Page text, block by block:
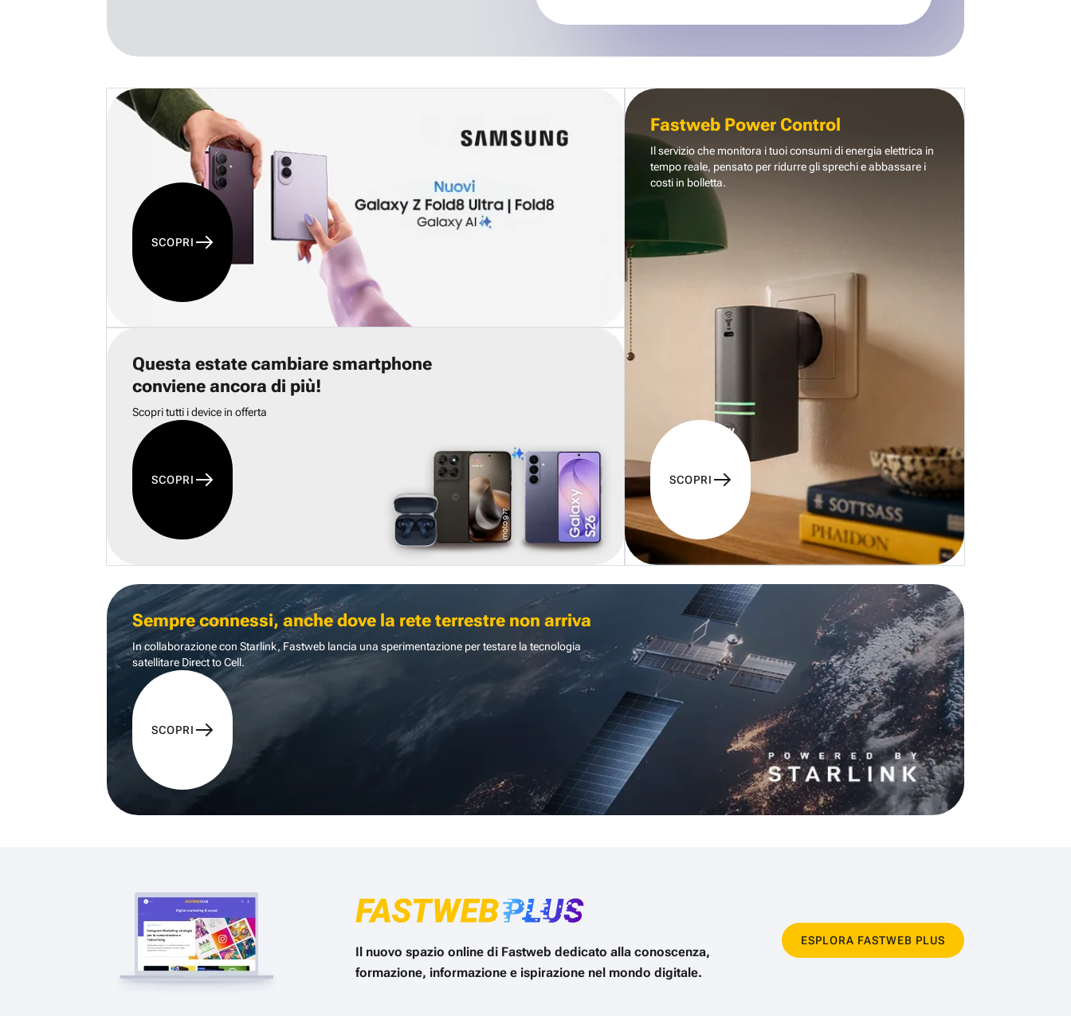
SCOPRI
Questa estate cambiare smartphone
conviene ancora di più!
Scopri tutti i device in offerta
SCOPRI
Fastweb Power Control
Il servizio che monitora i tuoi consumi di energia elettrica in
tempo reale, pensato per ridurre gli sprechi e abbassare i
costi in bolletta.
SCOPRI
Sempre connessi, anche dove la rete terrestre non arriva
In collaborazione con Starlink, Fastweb lancia una sperimentazione per testare la tecnologia
satellitare Direct to Cell.
SCOPRI
Il nuovo spazio online di Fastweb dedicato alla conoscenza,
formazione, informazione e ispirazione nel mondo digitale.
ESPLORA FASTWEB PLUS